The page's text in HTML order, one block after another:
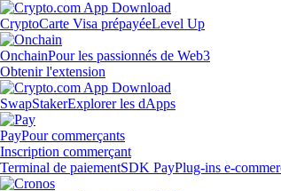
CryptoCarte Visa prépayéeLevel Up
OnchainPour les passionnés de Web3
Obtenir l'extension
SwapStakerExplorer les dApps
PayPour commerçants
Inscription commerçant
Terminal de paiementSDK PayPlug-ins e-